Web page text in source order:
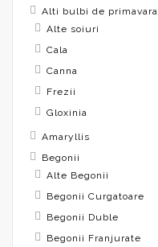
Alti bulbi de primavara
Alte soiuri
Cala
Canna
Frezii
Gloxinia
Amaryllis
Begonii
Alte Begonii
Begonii Curgatoare
Begonii Duble
Begonii Franjurate